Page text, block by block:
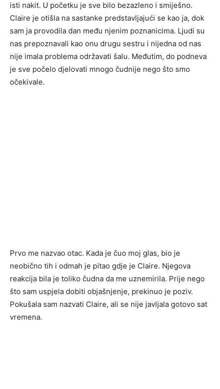
isti nakit. U početku je sve bilo bezazleno i smiješno.
Claire je otišla na sastanke predstavljajući se kao ja, dok
sam ja provodila dan među njenim poznanicima. Ljudi su
nas prepoznavali kao onu drugu sestru i nijedna od nas
nije imala problema održavati šalu. Međutim, do podneva
je sve počelo djelovati mnogo čudnije nego što smo
očekivale.
Prvo me nazvao otac. Kada je čuo moj glas, bio je
neobično tih i odmah je pitao gdje je Claire. Njegova
reakcija bila je toliko čudna da me uznemirila. Prije nego
što sam uspjela dobiti objašnjenje, prekinuo je poziv.
Pokušala sam nazvati Claire, ali se nije javljala gotovo sat
vremena.